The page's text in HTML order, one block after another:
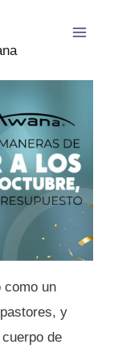
como un
y
de